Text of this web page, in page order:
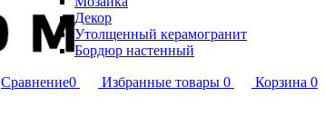
Сравнение0 Избранные товары 0 Корзина 0
Декор
Утолщенный керамогранит
Бордюр настенный